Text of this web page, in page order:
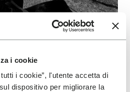
i cookie
i cookie”, l'utente accetta di
dispositivo per migliorare la